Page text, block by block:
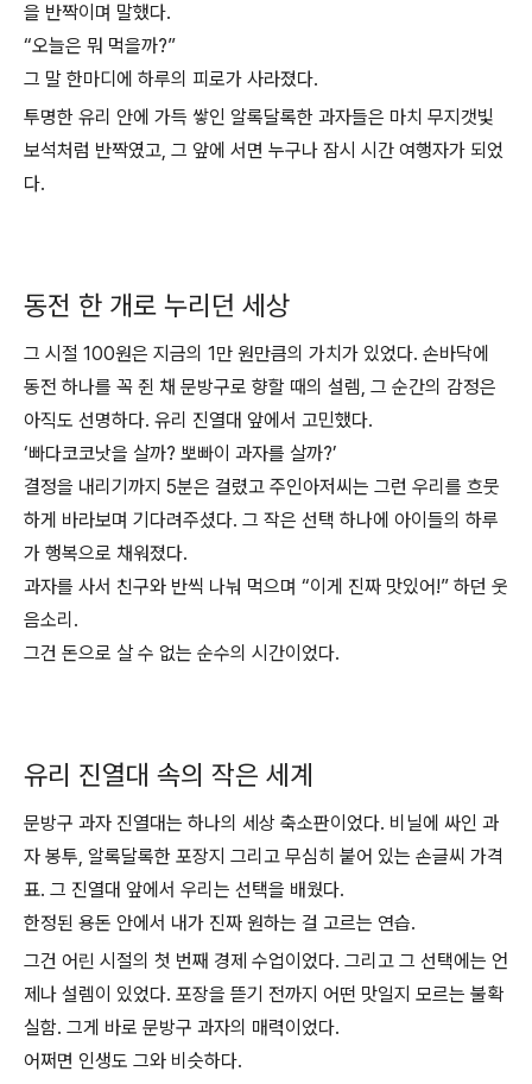
을 반짝이며 말했다.
“오늘은 뭐 먹을까?”
그 말 한마디에 하루의 피로가 사라졌다.
투명한 유리 안에 가득 쌓인 알록달록한 과자들은 마치 무지갯빛
보석처럼 반짝였고, 그 앞에 서면 누구나 잠시 시간 여행자가 되었
다.
동전 한 개로 누리던 세상
그 시절 100원은 지금의 1만 원만큼의 가치가 있었다. 손바닥에
동전 하나를 꼭 쥔 채 문방구로 향할 때의 설렘, 그 순간의 감정은
아직도 선명하다. 유리 진열대 앞에서 고민했다.
‘빠다코코낫을 살까? 뽀빠이 과자를 살까?’
결정을 내리기까지 5분은 걸렸고 주인아저씨는 그런 우리를 흐뭇
하게 바라보며 기다려주셨다. 그 작은 선택 하나에 아이들의 하루
가 행복으로 채워졌다.
과자를 사서 친구와 반씩 나눠 먹으며 “이게 진짜 맛있어!” 하던 웃
음소리.
그건 돈으로 살 수 없는 순수의 시간이었다.
유리 진열대 속의 작은 세계
문방구 과자 진열대는 하나의 세상 축소판이었다. 비닐에 싸인 과
자 봉투, 알록달록한 포장지 그리고 무심히 붙어 있는 손글씨 가격
표. 그 진열대 앞에서 우리는 선택을 배웠다.
한정된 용돈 안에서 내가 진짜 원하는 걸 고르는 연습.
그건 어린 시절의 첫 번째 경제 수업이었다. 그리고 그 선택에는 언
제나 설렘이 있었다. 포장을 뜯기 전까지 어떤 맛일지 모르는 불확
실함. 그게 바로 문방구 과자의 매력이었다.
어쩌면 인생도 그와 비슷하다.